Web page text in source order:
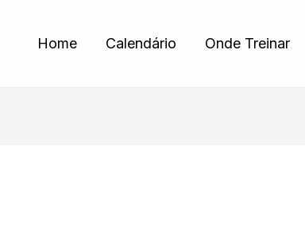
Home Calendário Onde Treinar